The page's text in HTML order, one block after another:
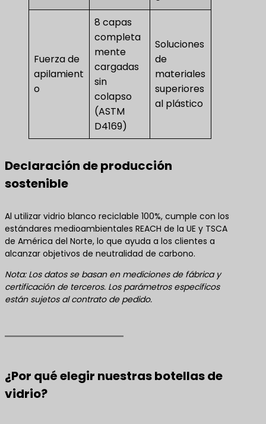
Fuerza de
apilamient
o
8 capas
completa
mente
cargadas
sin
colapso
(ASTM
D4169)
Soluciones
de
materiales
superiores
al plástico
Declaración de producción
sostenible
Al utilizar vidrio blanco reciclable 100%, cumple con los
estándares medioambientales REACH de la UE y TSCA
de América del Norte, lo que ayuda a los clientes a
alcanzar objetivos de neutralidad de carbono.
Nota: Los datos se basan en mediciones de fábrica y
certificación de terceros. Los parámetros específicos
están sujetos al contrato de pedido.
¿Por qué elegir nuestras botellas de
vidrio?